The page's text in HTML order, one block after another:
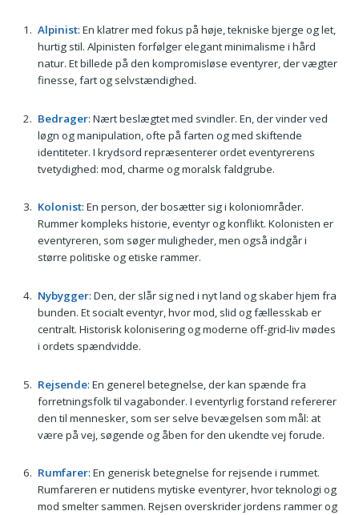
Alpinist: En klatrer med fokus på høje, tekniske bjerge og let,
hurtig stil. Alpinisten forfølger elegant minimalisme i hård
natur. Et billede på den kompromisløse eventyrer, der vægter
finesse, fart og selvstændighed.
Bedrager: Nært beslægtet med svindler. En, der vinder ved
løgn og manipulation, ofte på farten og med skiftende
identiteter. I krydsord repræsenterer ordet eventyrerens
tvetydighed: mod, charme og moralsk faldgrube.
Kolonist: En person, der bosætter sig i koloniområder.
Rummer kompleks historie, eventyr og konflikt. Kolonisten er
eventyreren, som søger muligheder, men også indgår i
større politiske og etiske rammer.
Nybygger: Den, der slår sig ned i nyt land og skaber hjem fra
bunden. Et socialt eventyr, hvor mod, slid og fællesskab er
centralt. Historisk kolonisering og moderne off-grid-liv mødes
i ordets spændvidde.
Rejsende: En generel betegnelse, der kan spænde fra
forretningsfolk til vagabonder. I eventyrlig forstand refererer
den til mennesker, som ser selve bevægelsen som mål: at
være på vej, søgende og åben for den ukendte vej forude.
Rumfarer: En generisk betegnelse for rejsende i rummet.
Rumfareren er nutidens mytiske eventyrer, hvor teknologi og
mod smelter sammen. Rejsen overskrider jordens rammer og